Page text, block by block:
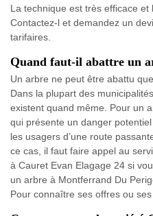
La technique est très efficace et
Contactez-l et demandez un
tarifaires.
Quand faut-il abattre un
Un arbre ne peut être abattu
Dans la plupart des
existent quand même. Pour un
qui présente un danger
les usagers d’une route
ce cas, il faut faire appel au
à Cauret Evan Elagage 24 si
un arbre à Montferrand Du
Pour connaître ses offres ou